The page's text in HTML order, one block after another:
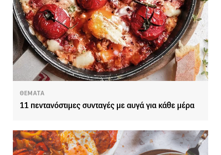
ΘΕΜΑΤΑ
11 πεντανόστιμες συνταγές με αυγά για κάθε μέρα